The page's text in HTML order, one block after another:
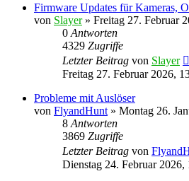
Firmware Updates für Kameras,
von Slayer» Freitag 27. Februar
0 Antworten
4329 Zugriffe
Letzter Beitrag von Slayer
Freitag 27. Februar 2026,
Probleme mit Auslöser
von FlyandHunt » Montag 26.
8 Antworten
3869 Zugriffe
Letzter Beitrag von
Dienstag 24. Februar 2026,